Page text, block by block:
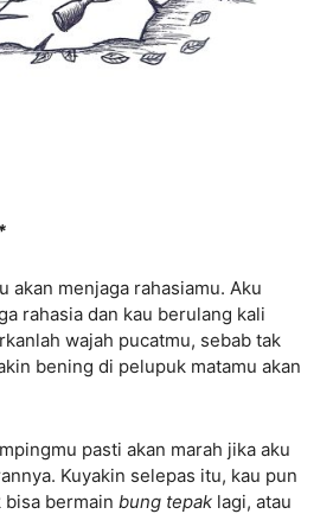
akan menjaga rahasiamu. Aku
rahasia dan kau berulang kali
wajah pucatmu, sebab tak
bening di pelupuk matamu akan
pasti akan marah jika aku
Kuyakin selepas itu, kau pun
bermain bung tepak lagi, atau